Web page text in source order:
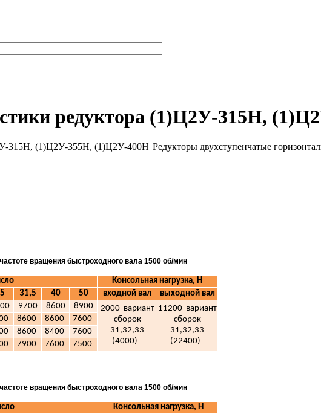
редуктора (1)Ц2У-315Н,
Редукторы двухступенчатые
вращения быстроходного вала 1500 об/мин
Консольная нагрузка, Н
31,5 40 50 входной вал
выходной вал
9700 8600 8900
2000 вариант
сборок
31,32,33
(4000)
11200 вариант
сборок
31,32,33
(22400)
8600 8600
7600
8600 8400
7600
7900 7600 7500
вращения быстроходного вала 1500 об/мин
Консольная нагрузка, Н